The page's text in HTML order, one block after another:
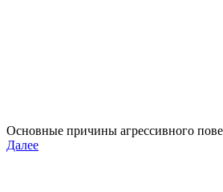
Основные причины агрессивного
Далее